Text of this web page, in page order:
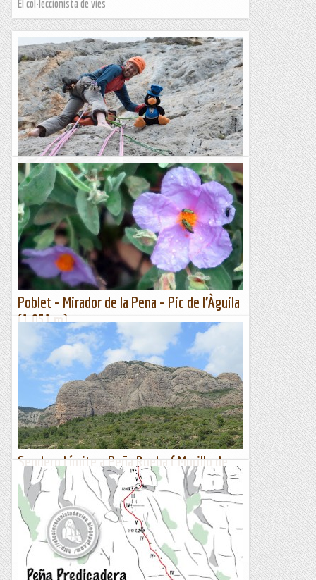
El col·leccionista de vies
Llibert, Peña Montañesa
Los años me han permitido constatar que prefiero abrir a
repetir, y que el placer de descubrir líneas excede el deseo
de piarlas.Sobretodo cuando salen en libreÚltimamente se...
Ganxets
Poblet – Mirador de la Pena – Pic de l’Àguila
(1.051 m)
Dissabte 26 de maig de 2018Hora de sortida: Set del
matí.Ubicació: Comarca de la Conca de Barberà.Temps
aproximat: 4 h 45 m (14,6 km)Desnivell: 570 m
(acumulat)Dificultat...
Maifemcim.cat
Sendero Límite a Peña Rueba ( Murillo de
Gàllego) Aragó. 12-05-2018.
La cara Sud de Peña Rueba amb el Mallo Común, Mallo
Estrella i Mallo la Mora.El cap se setmana 12-13 de maig fem
una colla per anar a Riglos, jo no hi he escalat mai tot i...
Jaumegrimp 2